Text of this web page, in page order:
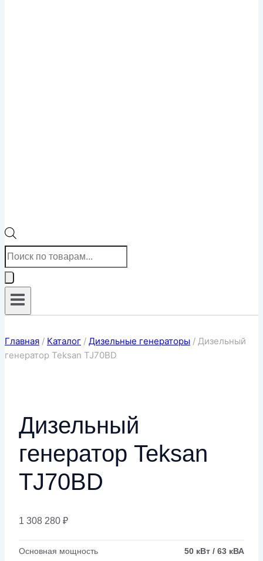
Поиск
товаров
Главная / Каталог / Дизельные генераторы / Дизельный
генератор Teksan TJ70BD
Дизельный
генератор Teksan
TJ70BD
1 308 280 ₽
Основная мощность 50 кВт / 63 кВА